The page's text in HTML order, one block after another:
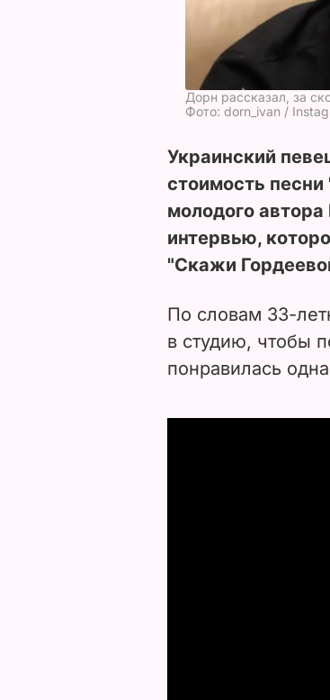
Дорн рассказал, за
Фото: dorn_ivan /
Украинский
стоимость
молодого
интервью,
"Скажи
По словам 33-
в студию, чтобы
понравилась